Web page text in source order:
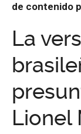
de contenido
La
Lionel